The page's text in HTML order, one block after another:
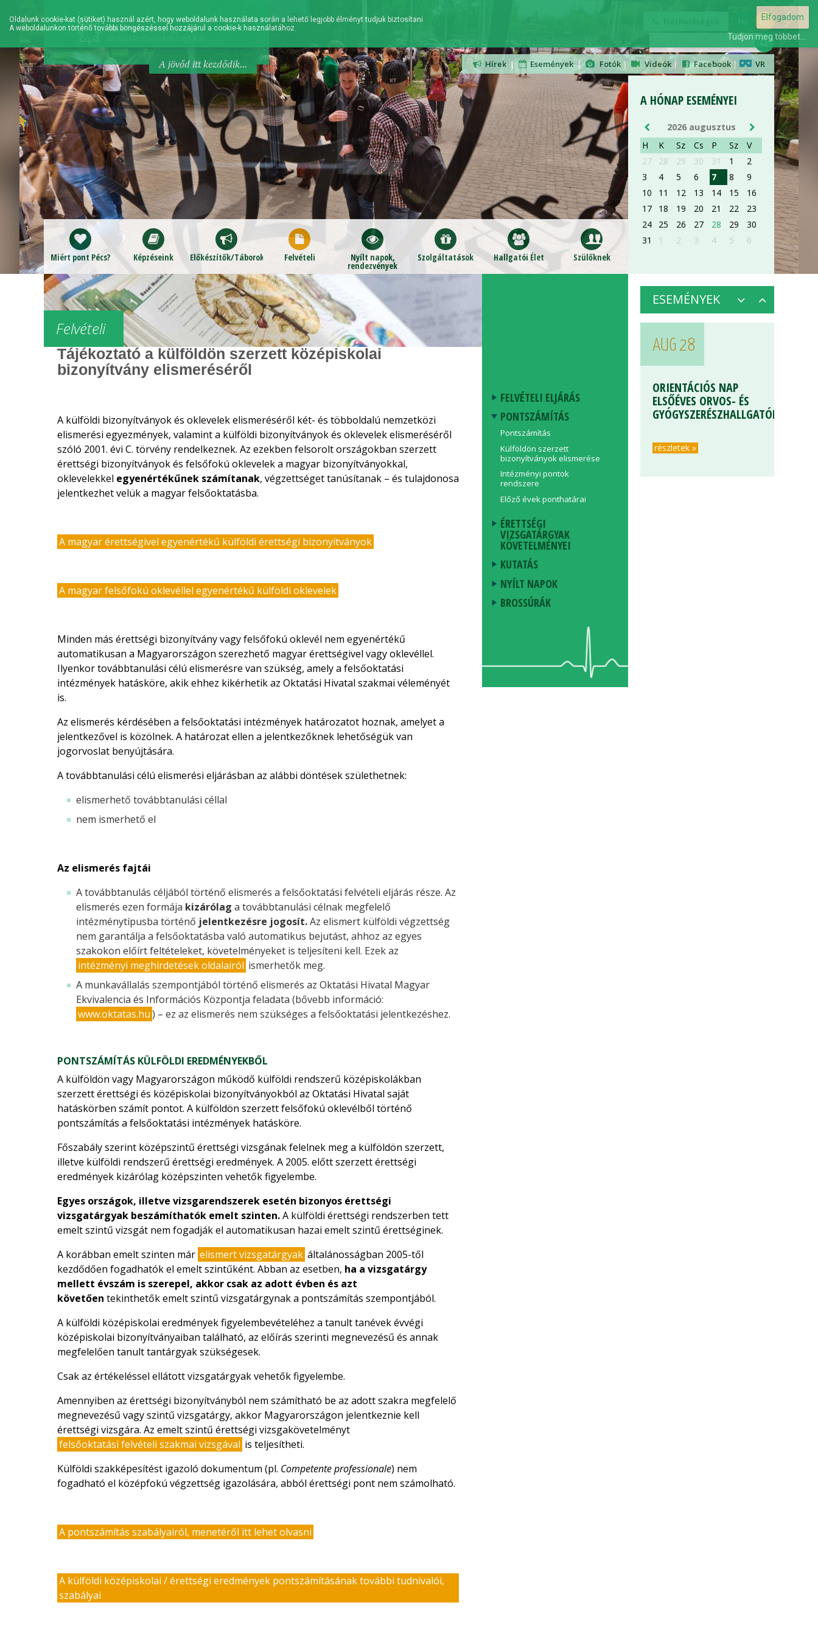
hu en
Hírek| Események | Fotók| Videók | Facebook | VR
A jövőd itt kezdődik...
Miért pont Pécs? Képzéseink Előkészítők/Táborok Felvételi Nyílt napok,
rendezvények
Szolgáltatások Hallgatói Élet Szülőknek
Felvételi
Tájékoztató a külföldön szerzett középiskolai
bizonyítvány elismeréséről
A külföldi bizonyítványok és oklevelek elismeréséről két- és többoldalú nemzetközi
elismerési egyezmények, valamint a külföldi bizonyítványok és oklevelek elismeréséről
szóló 2001. évi C. törvény rendelkeznek. Az ezekben felsorolt országokban szerzett
érettségi bizonyítványok és felsőfokú oklevelek a magyar bizonyítványokkal,
oklevelekkel egyenértékűnek számítanak, végzettséget tanúsítanak – és tulajdonosa
jelentkezhet velük a magyar felsőoktatásba.
A magyar érettségivel egyenértékű külföldi érettségi bizonyítványok
A magyar felsőfokú oklevéllel egyenértékű külföldi oklevelek
Minden más érettségi bizonyítvány vagy felsőfokú oklevél nem egyenértékű
automatikusan a Magyarországon szerezhető magyar érettségivel vagy oklevéllel.
Ilyenkor továbbtanulási célú elismerésre van szükség, amely a felsőoktatási
intézmények hatásköre, akik ehhez kikérhetik az Oktatási Hivatal szakmai véleményét
is.
Az elismerés kérdésében a felsőoktatási intézmények határozatot hoznak, amelyet a
jelentkezővel is közölnek. A határozat ellen a jelentkezőknek lehetőségük van
jogorvoslat benyújtására.
A továbbtanulási célú elismerési eljárásban az alábbi döntések születhetnek:
elismerhető továbbtanulási céllal
nem ismerhető el
Az elismerés fajtái
A továbbtanulás céljából történő elismerés a felsőoktatási felvételi eljárás része. Az
elismerés ezen formája kizárólag a továbbtanulási célnak megfelelő
intézménytípusba történő jelentkezésre jogosít.Az elismert külföldi végzettség
nem garantálja a felsőoktatásba való automatikus bejutást, ahhoz az egyes
szakokon előírt feltételeket, követelményeket is teljesíteni kell. Ezek az
intézményi meghirdetések oldalairól ismerhetők meg.
A munkavállalás szempontjából történő elismerés az Oktatási Hivatal Magyar
Ekvivalencia és Információs Központja feladata (bővebb információ:
www.oktatas.hu) – ez az elismerés nem szükséges a felsőoktatási jelentkezéshez.
PONTSZÁMÍTÁS KÜLFÖLDI EREDMÉNYEKBŐL
A külföldön vagy Magyarországon működő külföldi rendszerű középiskolákban
szerzett érettségi és középiskolai bizonyítványokból az Oktatási Hivatal saját
hatáskörben számít pontot. A külföldön szerzett felsőfokú oklevélből történő
pontszámítás a felsőoktatási intézmények hatásköre.
Főszabály szerint középszintű érettségi vizsgának felelnek meg a külföldön szerzett,
illetve külföldi rendszerű érettségi eredmények. A 2005. előtt szerzett érettségi
eredmények kizárólag középszinten vehetők figyelembe.
Egyes országok, illetve vizsgarendszerek esetén bizonyos érettségi
vizsgatárgyak beszámíthatók emelt szinten.A külföldi érettségi rendszerben tett
emelt szintű vizsgát nem fogadják el automatikusan hazai emelt szintű érettséginek.
A korábban emelt szinten már elismert vizsgatárgyak általánosságban 2005-től
kezdődően fogadhatók el emelt szintűként. Abban az esetben, ha a vizsgatárgy
mellett évszám is szerepel, akkor csak az adott évben és azt
követően tekinthetők emelt szintű vizsgatárgynak a pontszámítás szempontjából.
A külföldi középiskolai eredmények figyelembevételéhez a tanult tanévek évvégi
középiskolai bizonyítványaiban található, az előírás szerinti megnevezésű és annak
megfelelően tanult tantárgyak szükségesek.
Csak az értékeléssel ellátott vizsgatárgyak vehetők figyelembe.
Amennyiben az érettségi bizonyítványból nem számítható be az adott szakra megfelelő
megnevezésű vagy szintű vizsgatárgy, akkor Magyarországon jelentkeznie kell
érettségi vizsgára. Az emelt szintű érettségi vizsgakövetelményt
felsőoktatási felvételi szakmai vizsgával is teljesítheti.
Külföldi szakképesítést igazoló dokumentum (pl. Competente professionale) nem
fogadható el középfokú végzettség igazolására, abból érettségi pont nem számolható.
A pontszámítás szabályairól, menetéről itt lehet olvasni
A külföldi középiskolai / érettségi eredmények pontszámításának további tudnivalói,
szabályai
FELVÉTELI ELJÁRÁS
PONTSZÁMÍTÁS
Pontszámítás
Külföldön szerzett
bizonyítványok elismerése
Intézményi pontok
rendszere
Előző évek ponthatárai
ÉRETTSÉGI
VIZSGATÁRGYAK
KÖVETELMÉNYEI
KUTATÁS
NYÍLT NAPOK
BROSSÚRÁK
ESEMÉNYEK
A HÓNAP ESEMÉNYEI
2026 augusztus
H
K Sz Cs P Sz
V
27
28 29 30 31 1
2
3
4 5 6 7 8
9
10
11 12 13 14 15
16
17
18 19 20 21 22
23
24
25 26 27 28 29
30
31
1 2 3 4 5 6
AUG 28
ORIENTÁCIÓS NAP
ELSŐÉVES ORVOS- ÉS
GYÓGYSZERÉSZHALLGATÓKNAK
AUG 28
ORIENTÁCIÓS NAP
ELSŐÉVES ORVOS- ÉS
GYÓGYSZERÉSZHALLGATÓKNAK
részletek »
Oldalunk cookie-kat (sütiket) használ azért, hogy weboldalunk használata során a lehető legjobb élményt tudjuk biztosítani.
A weboldalunkon történő további böngészéssel hozzájárul a cookie-k használatához.
Elfogadom
Tudjon meg többet...